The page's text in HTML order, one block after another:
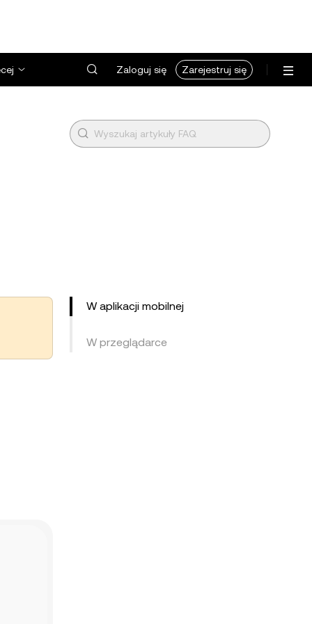
Zaloguj się Zarejestruj się
W aplikacji mobilnej
W przeglądarce